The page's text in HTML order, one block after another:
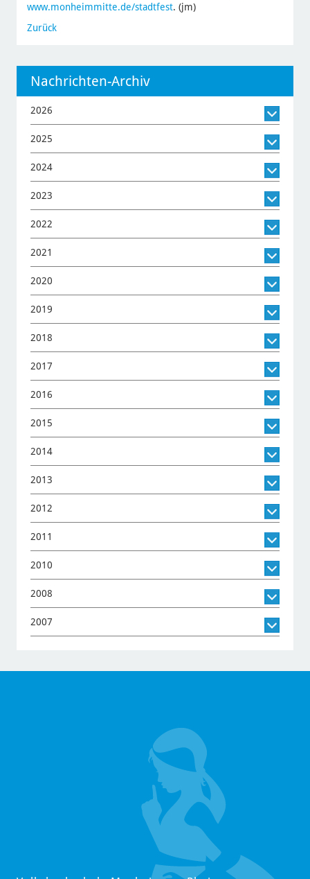
www.monheimmitte.de/stadtfest. (jm)
Zurück
Nachrichten-Archiv
2026
2025
2024
2023
2022
2021
2020
2019
2018
2017
2016
2015
2014
2013
2012
2011
2010
2008
2007